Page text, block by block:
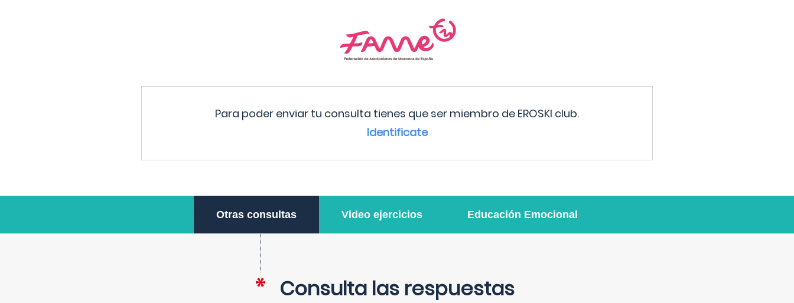
Para poder enviar tu consulta tienes que ser miembro de EROSKI club.
Identificate
Otras consultas Video ejercicios Educación Emocional
Consulta las respuestas